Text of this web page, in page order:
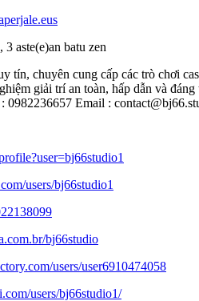
3 aste(e)an batu zen
tín, chuyên cung cấp các trò chơi
giải trí an toàn, hấp dẫn và
0982236657 Email :
users/bj66studio1
bj66studio
users/user6910474058
users/bj66studio1/